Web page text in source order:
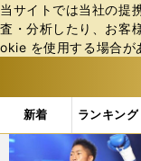
当サイトでは当社の提
査・分析したり、お客
okie を使⽤する場合が
新着 ランキング
b
ス
「#1995年生